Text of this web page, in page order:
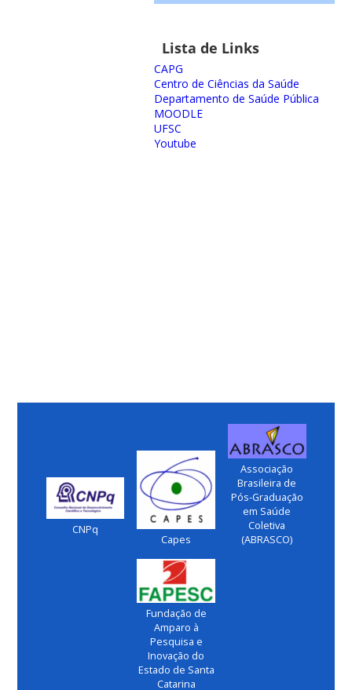
Lista de Links
CAPG
Centro de Ciências da Saúde
Departamento de Saúde Pública
MOODLE
UFSC
Youtube
CNPq
Capes
Associação
Brasileira de
Pós-Graduação
em Saúde
Coletiva
(ABRASCO)
Fundação de
Amparo à
Pesquisa e
Inovação do
Estado de Santa
Catarina